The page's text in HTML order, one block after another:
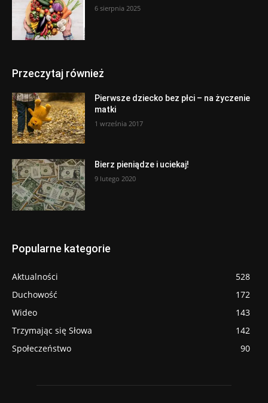
6 sierpnia 2025
Przeczytaj również
Pierwsze dziecko bez płci – na życzenie
matki
1 września 2017
Bierz pieniądze i uciekaj!
9 lutego 2020
Popularne kategorie
Aktualności
528
Duchowość
172
Wideo
143
Trzymając się Słowa
142
Społeczeństwo
90